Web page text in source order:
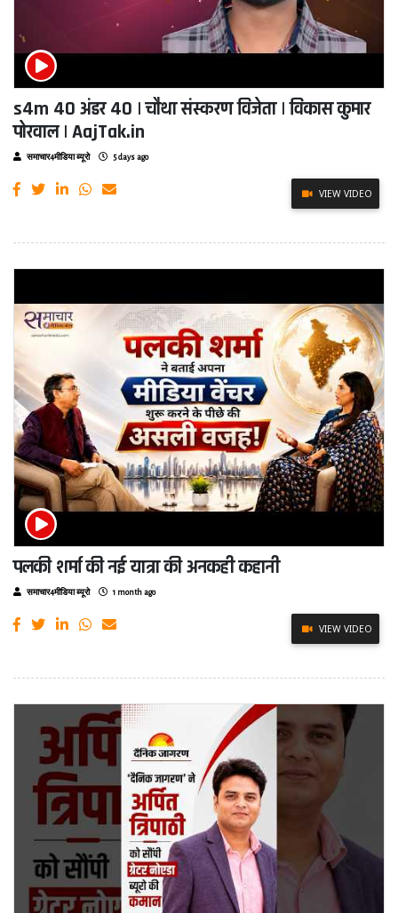
s4m 40 अंडर 40 | चौथा संस्करण विजेता | विकास कुमार
पोरवाल | AajTak.in
समाचार4मीडिया ब्यूरो 5 days ago
VIEW VIDEO
पलकी शर्मा की नई यात्रा की अनकही कहानी
समाचार4मीडिया ब्यूरो 1 month ago
VIEW VIDEO